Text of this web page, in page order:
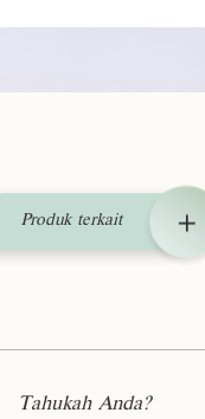
Produk terkait
Tahukah Anda?